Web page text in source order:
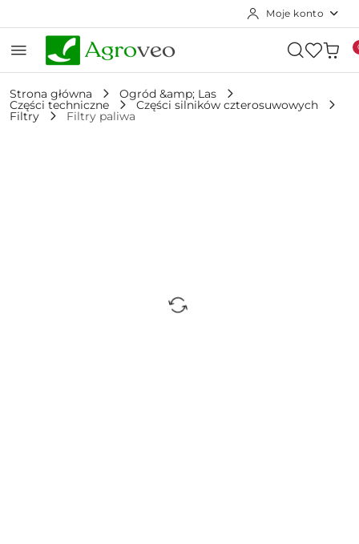
Moje konto
Strona główna Ogród &amp; Las
Części techniczne Części silników czterosuwowych
Filtry Filtry paliwa